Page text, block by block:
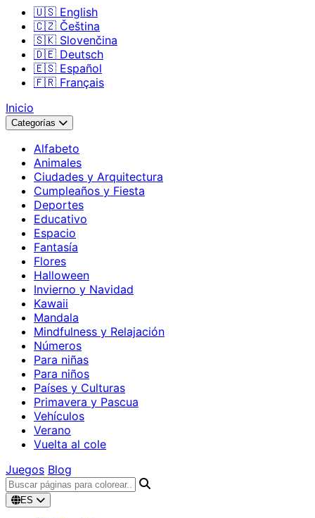
🇺🇸 English
🇨🇿 Čeština
🇸🇰 Slovenčina
🇩🇪 Deutsch
🇪🇸 Español
🇫🇷 Français
Inicio
Categorías
Alfabeto
Animales
Ciudades y Arquitectura
Cumpleaños y Fiesta
Deportes
Educativo
Espacio
Fantasía
Flores
Halloween
Invierno y Navidad
Kawaii
Mandala
Mindfulness y Relajación
Números
Para niñas
Para niños
Países y Culturas
Primavera y Pascua
Vehículos
Verano
Vuelta al cole
Juegos Blog
ES